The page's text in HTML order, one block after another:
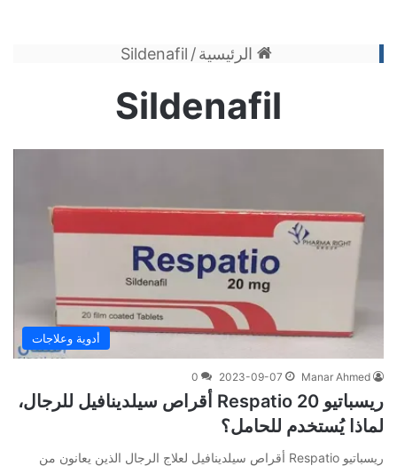
الرئيسية/
Sildenafil
Sildenafil
أدوية وعلاجات
Manar Ahmed
2023-09-07
0
ريسباتيو 20 Respatio أقراص سيلدينافيل للرجال،
لماذا يُستخدم للحامل؟
ريسباتيو Respatio أقراص سيلدينافيل لعلاج الرجال الذين يعانون من